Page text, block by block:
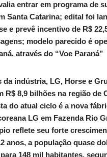
entrar em programa de
Santa Catarina; edital foi
e prevê incentivo de R$
modelo parecido é
através do “Voe Paraná”
da indústria, LG, Horse e
R$ 8,9 bilhões na região de
do atual ciclo é a nova
LG em Fazenda Rio
reflete seu forte
anos, a população quase
148 mil habitantes,